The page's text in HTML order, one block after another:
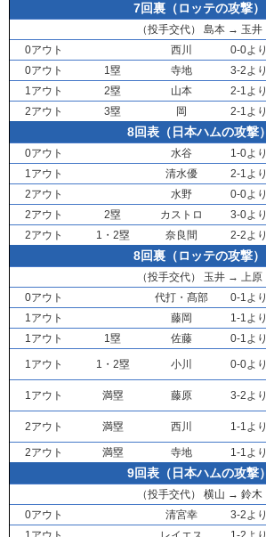
7回裏（ロッテの攻撃）
（投手交代） 島本→ 玉井
0アウト
西川 0-0より
0アウト
1塁 寺地 3-2より
1アウト
2塁 山本 2-1より
2アウト
3塁 岡 2-1より
8回表（日本ハムの攻撃）
0アウト 水谷 1-0より
1アウト
清水優 2-1より
2アウト
水野 0-0より
2アウト
2塁 カストロ 3-0より
2アウト
1・2塁 奈良間 2-2より
8回裏（ロッテの攻撃）
（投手交代） 玉井→ 上原
0アウト
代打・ 髙部 0-1より
1アウト
藤岡 1-1より
1アウト
1塁 佐藤 0-1より
1アウト 1・2塁 小川 0-0より
1アウト 満塁 藤原 3-2より
2アウト 満塁 西川 1-1より
2アウト
満塁 寺地 1-1より
9回表（日本ハムの攻撃）
（投手交代） 横山 → 鈴木
0アウト
清宮幸 3-2より